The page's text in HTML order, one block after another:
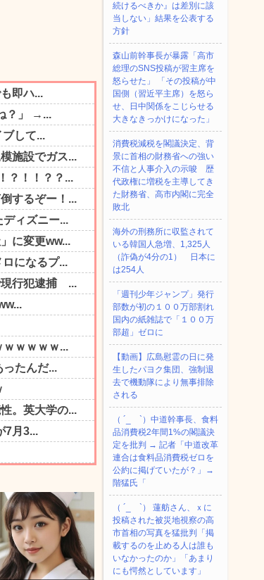
続けるべきか』は差別に該
当しない」結果を公表する
方針
森山前幹事長が暴露「高市
総理のSNS投稿が習主席を
怒らせた」 「その投稿が中
国側（習近平主席）を怒ら
せ、日中関係をこじらせる
大きなきっかけになった」
消費税減税を閣議決定、背
景に首相の財務省への強い
不信と人事介入の示唆 歴
代政権に増税を主導してき
た財務省、高市内閣に完全
敗北
海外の刑務所に収監されて
いる韓国人急増、1,325人
（詐偽が4分の1） 日本に
は254人
「週刊少年ジャンプ」発行
部数が初の１００万部割れ
国内の紙雑誌で「１００万
部超」ゼロに
【動画】広島慰霊の日に発
生したパヨク集団、強制退
去で機動隊により無事排除
される
（ ´_ゝ`）中道幹事長、食料
品消費税2年間1%の閣議決
定を批判 → 記者「中道改革
連合は食料品消費税ゼロを
公約に掲げていたが？」→
階猛氏「
（ ´_ゝ`） 蓮舫さん、ｘに
投稿された被災地視察の高
市首相の写真を猛批判「掲
載するのを止める人は誰も
いなかったのか」「あまり
にも愕然としています」